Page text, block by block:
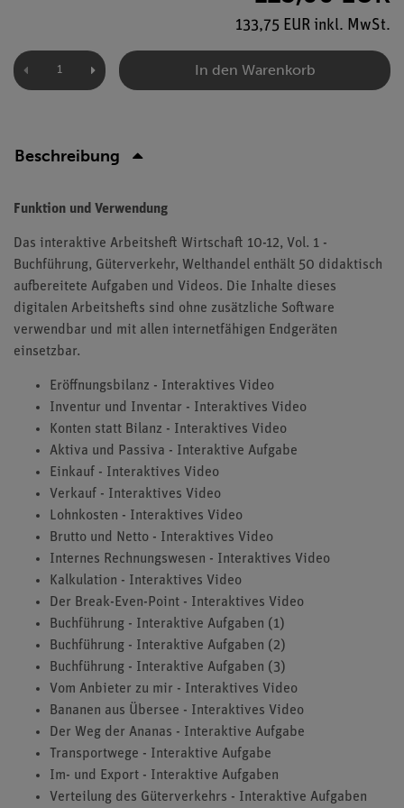
133,75 EUR inkl. MwSt.
In den Warenkorb
Beschreibung
Funktion und Verwendung
Das interaktive Arbeitsheft Wirtschaft 10-12, Vol. 1 -
Buchführung, Güterverkehr, Welthandel enthält 50 didaktisch
aufbereitete Aufgaben und Videos. Die Inhalte dieses
digitalen Arbeitshefts sind ohne zusätzliche Software
verwendbar und mit allen internetfähigen Endgeräten
einsetzbar.
Eröffnungsbilanz - Interaktives Video
Inventur und Inventar - Interaktives Video
Konten statt Bilanz - Interaktives Video
Aktiva und Passiva - Interaktive Aufgabe
Einkauf - Interaktives Video
Verkauf - Interaktives Video
Lohnkosten - Interaktives Video
Brutto und Netto - Interaktives Video
Internes Rechnungswesen - Interaktives Video
Kalkulation - Interaktives Video
Der Break-Even-Point - Interaktives Video
Buchführung - Interaktive Aufgaben (1)
Buchführung - Interaktive Aufgaben (2)
Buchführung - Interaktive Aufgaben (3)
Vom Anbieter zu mir - Interaktives Video
Bananen aus Übersee - Interaktives Video
Der Weg der Ananas - Interaktive Aufgabe
Transportwege - Interaktive Aufgabe
Im- und Export - Interaktive Aufgaben
Verteilung des Güterverkehrs - Interaktive Aufgaben